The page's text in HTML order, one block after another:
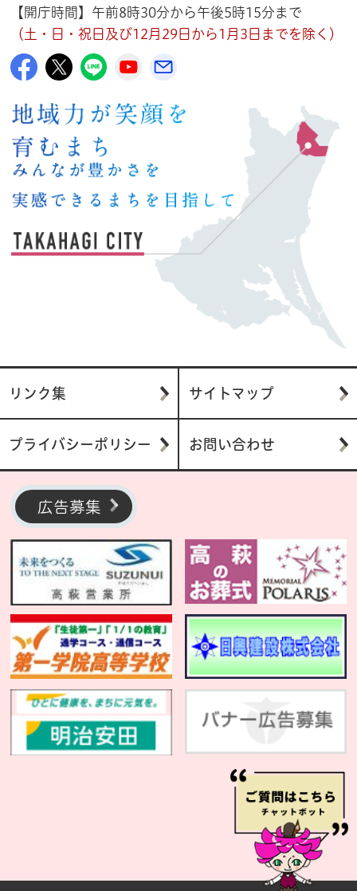
【開庁時間】午前8時30分から午後5時15分まで
（土・日・祝日及び12月29日から1月3日までを除く）
高萩市公式Facebook
高萩市公式X
高萩市公式LINE
高萩市YouTube公式チャンネル
リンク集 サイトマップ
プライバシーポリシー お問い合わせ
広告募集